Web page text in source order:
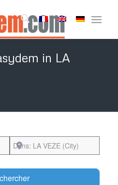
in LA
Près de
Search